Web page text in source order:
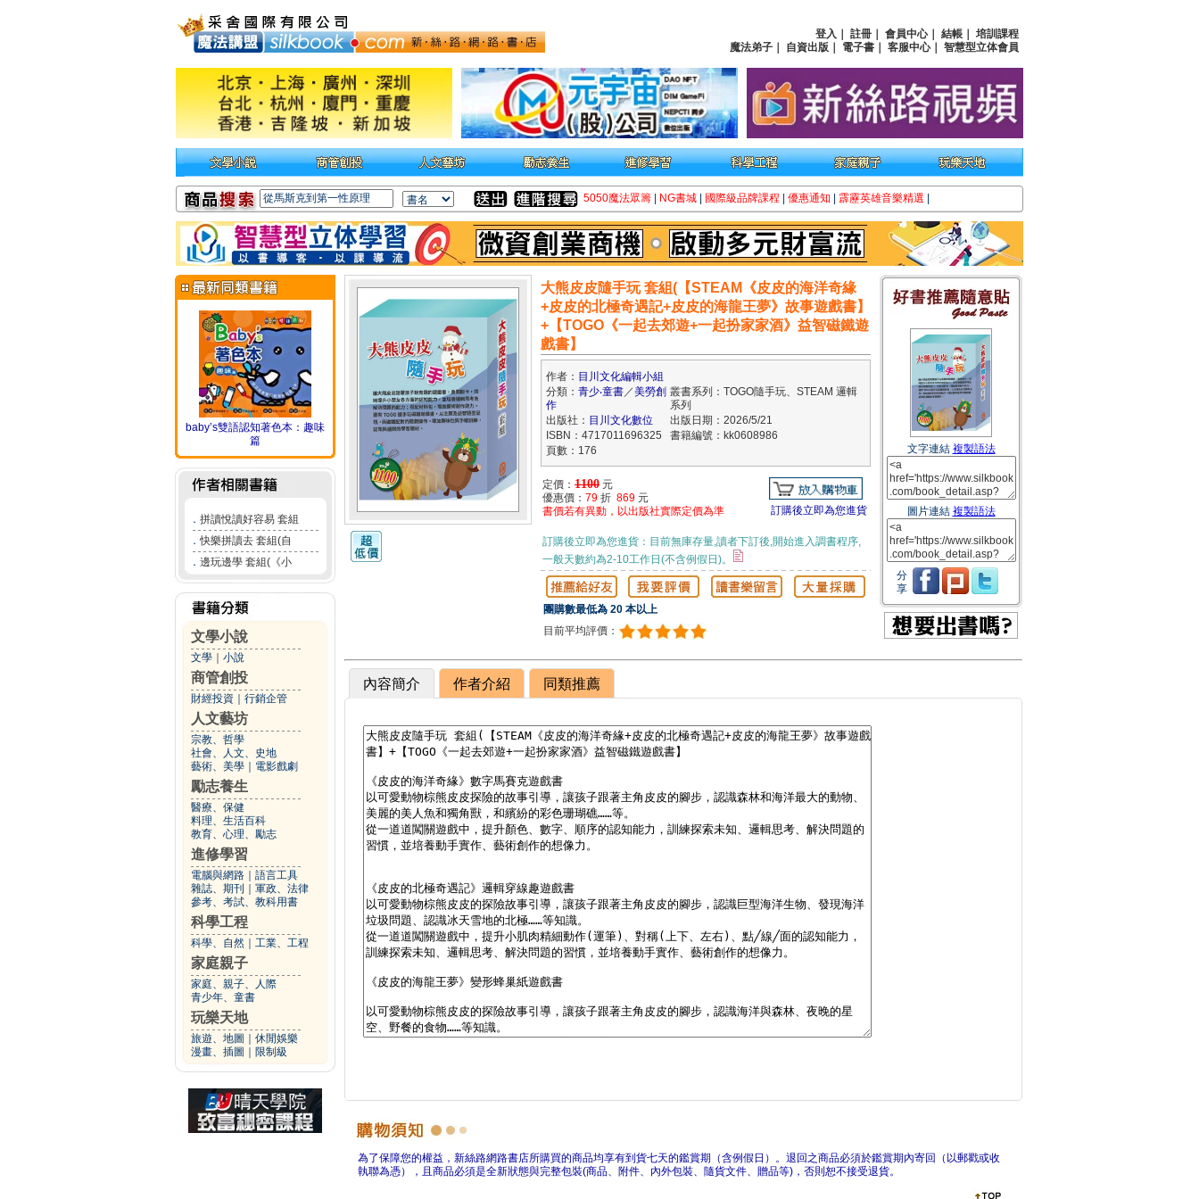
登入 註冊 會員中心｜ 結帳
培訓課程
魔法弟子
自資出版 電子書 客服中心｜ 智慧型立体會員
5050魔法眾籌 NG書城 國際級品牌課程 優惠通知 霹靂英雄音樂精選
baby’s雙語認知著色本：趣味
篇
． 拼讀悅讀好容易 套組
．快樂拼讀去 套組(自
． 邊玩邊學 套組(《小
文學小說
文學 小說
商管創投
財經投資 行銷企管
人文藝坊
宗教、哲學
社會、人文、史地
藝術、美學
電影戲劇
勵志養生
醫療、保健
料理、生活百科
教育、心理、勵志
進修學習
電腦與網路
語言工具
雜誌、期刊
軍政、法律
參考、考試、教科用書
科學工程
科學、自然 工業、工程
家庭親子
家庭、親子、人際
青少年、童書
玩樂天地
旅遊、地圖
休閒娛樂
漫畫、插圖
限制級
大熊皮皮隨手玩 套組(【STEAM《皮皮的海洋奇緣
+皮皮的北極奇遇記+皮皮的海龍王夢》故事遊戲書】
+【TOGO《一起去郊遊+一起扮家家酒》益智磁鐵遊
戲書】
作者： 目川文化編輯小組
分類： 青少‧童書／美勞創
作
叢書系列：TOGO隨手玩、STEAM 邏輯
系列
出版社： 目川文化數位
出版日期：2026/5/21
ISBN：4717011696325
書籍編號：kk0608986
頁數：176
定價： 1100 元
優惠價： 79 折 869 元
書價若有異動，以出版社實際定價為準
訂購後立即為您進貨
訂購後立即為您進貨：目前無庫存量,讀者下訂後,開始進入調書程序,
一般天數約為2-10工作日(不含例假日)。
團購數最低為 20 本以上
目前平均評價：
文字連結 複製語法
圖片連結 複製語法
分
享
內容簡介 作者介紹 同類推薦
為了保障您的權益，新絲路網路書店所購買的商品均享有到貨七天的鑑賞期（含例假日）。退回之商品必須於鑑賞期內寄回（以郵戳或收
執聯為憑），且商品必須是全新狀態與完整包裝(商品、附件、內外包裝、隨貨文件、贈品等)，否則恕不接受退貨。